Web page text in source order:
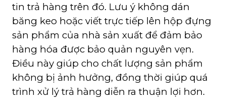
tin trả hàng trên đó. Lưu ý không dán
băng keo hoặc viết trực tiếp lên hộp đựng
sản phẩm của nhà sản xuất để đảm bảo
hàng hóa được bảo quản nguyên vẹn.
Điều này giúp cho chất lượng sản phẩm
không bị ảnh hưởng, đồng thời giúp quá
trình xử lý trả hàng diễn ra thuận lợi hơn.